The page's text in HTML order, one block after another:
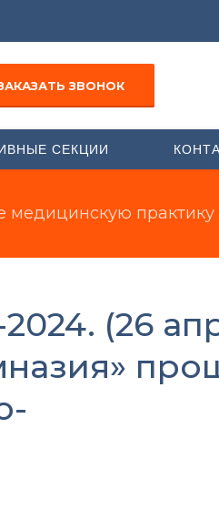
ЗВОНОК
СЕКЦИИ
практику
(26